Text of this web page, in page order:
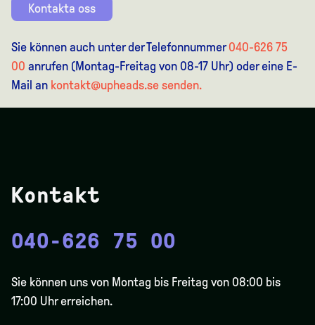
Kontakta oss
Sie können auch unter der Telefonnummer040-626 75
00 anrufen (Montag-Freitag von 08-17 Uhr) oder eine E-
Mail an kontakt@upheads.se senden.
Kontakt
040-626 75 00
Sie können uns von Montag bis Freitag von 08:00 bis
17:00 Uhr erreichen.